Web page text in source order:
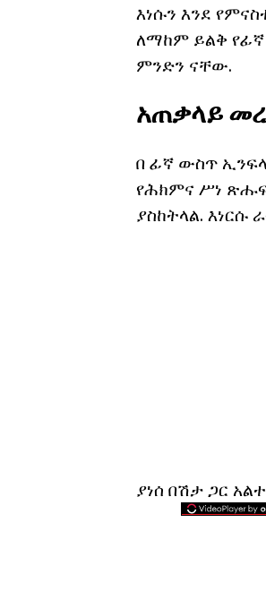
እነሱን እንደ
ለማከም ይልቅ
ምንድን ናቸው.
አጠቃላይ
በ ፊኛ ውስጥ
የሕክምና ሥነ
ያስከትላል.
ያነሰ በሽታ ጋር